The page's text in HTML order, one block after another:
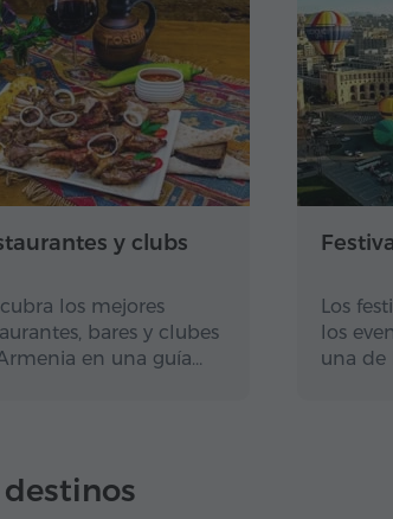
y clubs
los mejores
bares y clubes
en una guía…
Los
los
una de